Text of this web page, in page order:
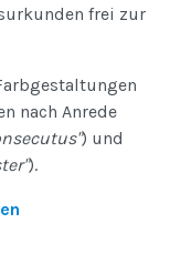
frei zur
nach Anrede
) und
).